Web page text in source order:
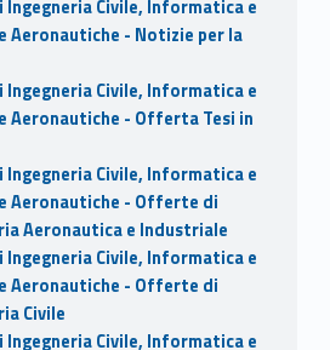
Civile, Informatica e
Aeronautiche - Notizie per la
Civile, Informatica e
Aeronautiche - Offerta Tesi in
Civile, Informatica e
Aeronautiche - Offerte di
Aeronautica e Industriale
Civile, Informatica e
Aeronautiche - Offerte di
Civile
Civile, Informatica e